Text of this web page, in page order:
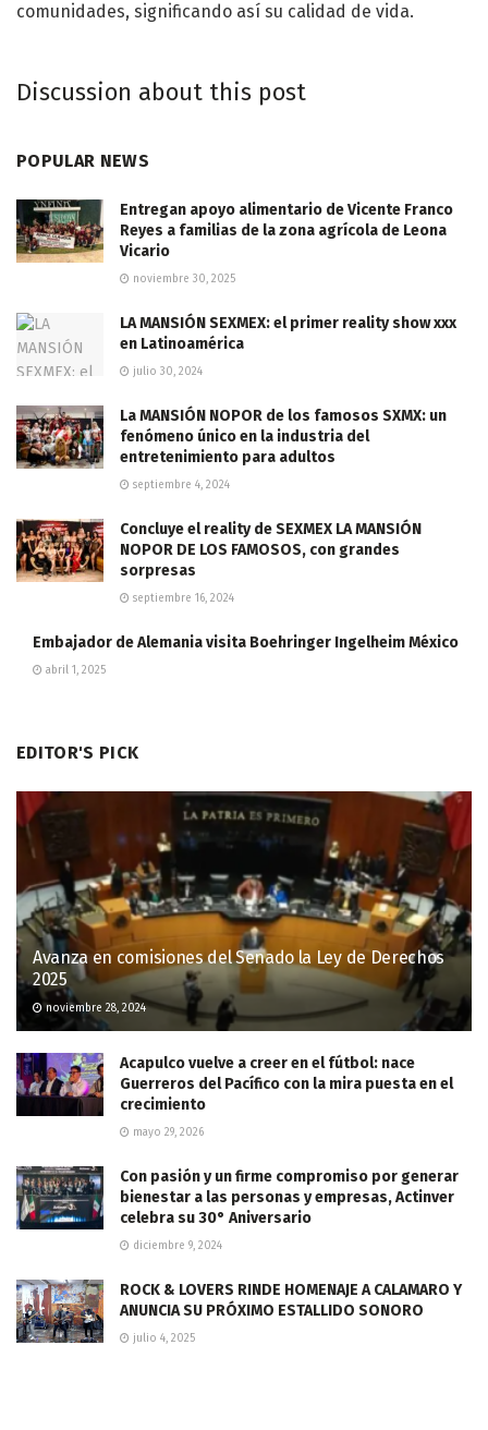
comunidades, significando así su calidad de vida.
Discussion about this post
POPULAR NEWS
Entregan apoyo alimentario de Vicente Franco
Reyes a familias de la zona agrícola de Leona
Vicario
noviembre 30, 2025
LA MANSIÓN SEXMEX: el primer reality show xxx
en Latinoamérica
julio 30, 2024
La MANSIÓN NOPOR de los famosos SXMX: un
fenómeno único en la industria del
entretenimiento para adultos
septiembre 4, 2024
Concluye el reality de SEXMEX LA MANSIÓN
NOPOR DE LOS FAMOSOS, con grandes
sorpresas
septiembre 16, 2024
Embajador de Alemania visita Boehringer Ingelheim México
abril 1, 2025
EDITOR'S PICK
Avanza en comisiones del Senado la Ley de Derechos
2025
noviembre 28, 2024
Acapulco vuelve a creer en el fútbol: nace
Guerreros del Pacífico con la mira puesta en el
crecimiento
mayo 29, 2026
Con pasión y un firme compromiso por generar
bienestar a las personas y empresas, Actinver
celebra su 30° Aniversario
diciembre 9, 2024
ROCK & LOVERS RINDE HOMENAJE A CALAMARO Y
ANUNCIA SU PRÓXIMO ESTALLIDO SONORO
julio 4, 2025